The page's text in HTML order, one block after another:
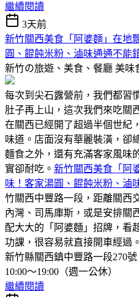
繼續閱讀
3天前
新竹關西美食「阿婆麵」在地
圓、餛飩米粉、滷味通通不能
新竹の旅遊、美食、餐廳 美味
每次到尖石露營前，我們都習
肚子再上山，這次我們來吃關
在關西已經開了超過半個世紀
味道。店面沒有華麗裝潢，卻
麵食之外，還有充滿客家風味
實卻耐吃。 新竹關西美食「阿
味！客家湯圓、餛飩米粉、滷
竹關西中豐路一段，距離關西
內灣、司馬庫斯，或是安排關
配大大的「阿婆麵」招牌，看
功課，很容易就直接開車經過
新竹縣關西鎮中豐路一段270號
10:00～19:00（週一公休）
繼續閱讀